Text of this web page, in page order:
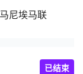
马尼埃马联
已结束